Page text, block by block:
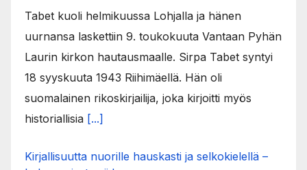
Tabet kuoli helmikuussa Lohjalla ja hänen
uurnansa laskettiin 9. toukokuuta Vantaan Pyhän
Laurin kirkon hautausmaalle. Sirpa Tabet syntyi
18 syyskuuta 1943 Riihimäellä. Hän oli
suomalainen rikoskirjailija, joka kirjoitti myös
historiallisia [...]
Kirjallisuutta nuorille hauskasti ja selkokielellä –